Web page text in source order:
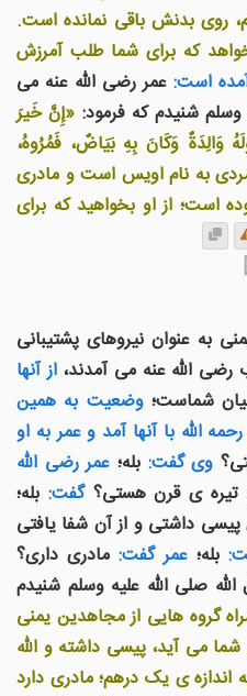
روی بدنش باقی نمانده است.
که برای شما طلب آمرزش
است: عمر رضی الله عنه می
وسلم شنيدم که فرمود: «إِنَّ خَيرَ
وَالِدَةٌ وَكَانَ بِهِ بَيَاضٌ، فَمُرُوهُ،
به نام اويس است و مادری
است؛ از او بخواهيد که برای
به عنوان نیروهای پشتیبانی
الله عنه می آمدند، از آنها
شماست؛ وضعیت به همین
الله با آنها آمد و عمر به او
وی گفت: بله؛ عمر رضی الله
تیره ی قرن هستی؟ گفت: بله؛
پیسی داشتی و از آن شفا یافتی
بله؛عمر گفت:مادری داری؟
صلی الله علیه وسلم شنیدم
گروه هایی از مجاهدین یمنی
شما می آید، پیسی داشته و الله
اندازه ی یک درهم؛ مادری دارد